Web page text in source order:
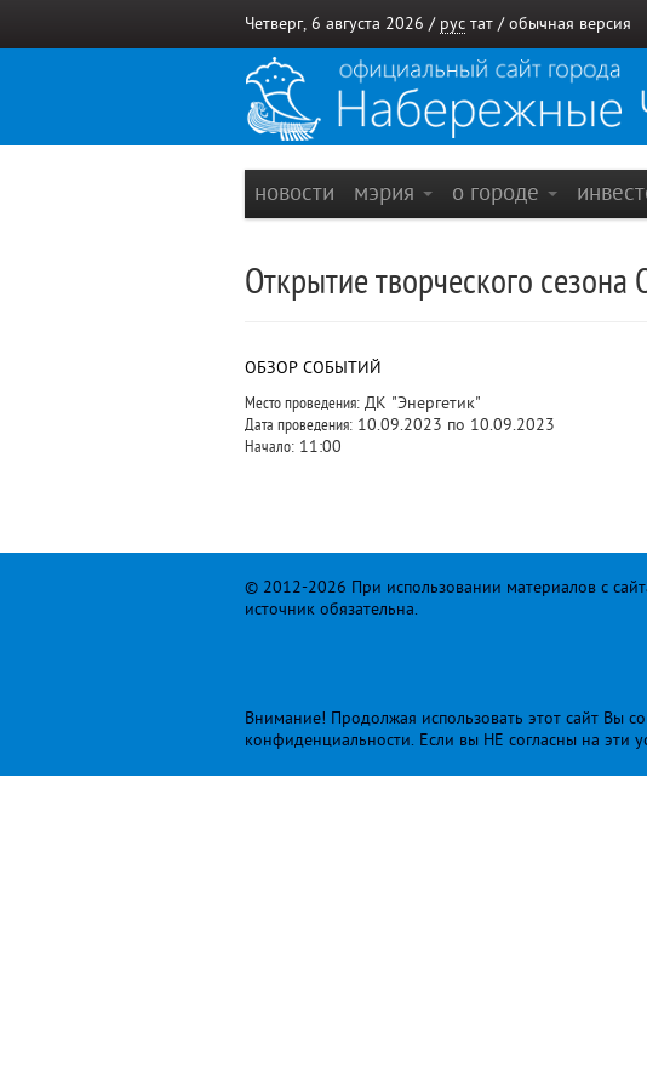
Четверг, 6 августа 2026 / рус тат / обычная версия
новости мэрия о городе
Открытие творческого
ОБЗОР СОБЫТИЙ
Место проведения: ДК "Энергетик"
Дата проведения: 10.09.2023 по 10.09.2023
Начало: 11:00
© 2012-2026 При использовании материалов с
источник обязательна.
Внимание! Продолжая использовать этот сайт Вы
конфиденциальности. Если вы НЕ согласны на эти